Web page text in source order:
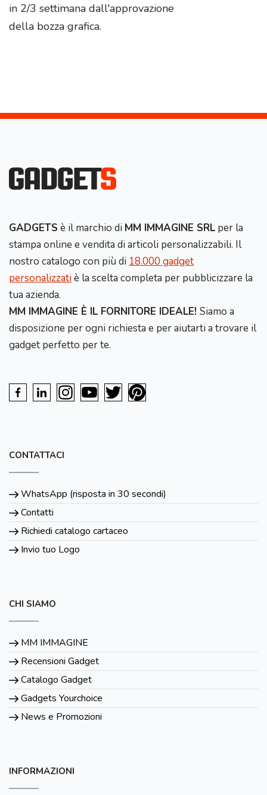
in 2/3 settimana dall'approvazione
della bozza grafica.
GADGETS è il marchio di MM IMMAGINE SRL per la
stampa online e vendita di articoli personalizzabili. Il
nostro catalogo con più di 18.000 gadget
personalizzatiè la scelta completa per pubblicizzare la
tua azienda.
MM IMMAGINE È IL FORNITORE IDEALE! Siamo a
disposizione per ogni richiesta e per aiutarti a trovare il
gadget perfetto per te.
CONTATTACI
WhatsApp (risposta in 30 secondi)
Contatti
Richiedi catalogo cartaceo
Invio tuo Logo
CHI SIAMO
MM IMMAGINE
Recensioni Gadget
Catalogo Gadget
Gadgets Yourchoice
News e Promozioni
INFORMAZIONI